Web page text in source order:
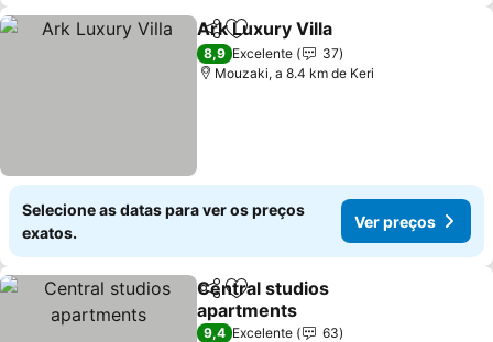
PartilharAdicionar aos favoritos
Ark Luxury Villa
8,9 Excelente
37
Mouzaki, a 8.4 km de Keri
Selecione as datas para ver os preços
exatos.
Ver preços
PartilharAdicionar aos favoritos
Central studios
apartments
9,4 Excelente
63